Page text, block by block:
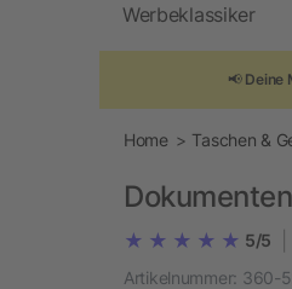
Werbeklassiker
📢 Deine
Home Taschen &
5/5
Artikelnummer: 360-